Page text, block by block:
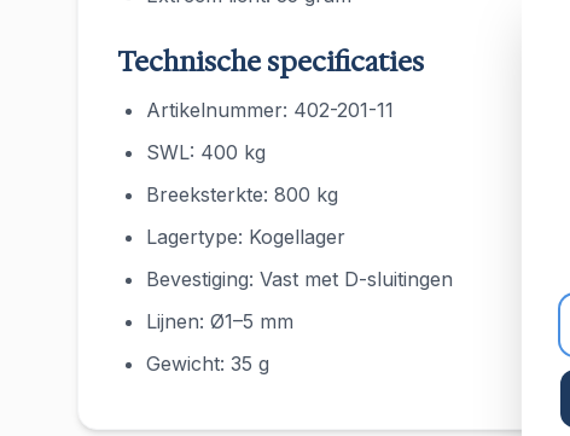
Technische specificaties
Artikelnummer: 402-201-11
SWL: 400 kg
Breeksterkte: 800 kg
Lagertype: Kogellager
Bevestiging: Vast met D-sluitingen
Lijnen: Ø1–5 mm
Gewicht: 35 g